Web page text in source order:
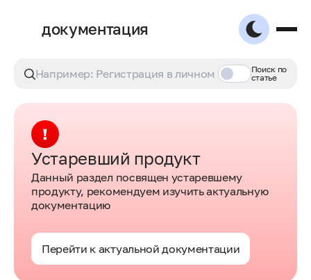
документация
Поиск по
статье
Устаревший продукт
Данный раздел посвящен устаревшему
продукту, рекомендуем изучить актуальную
документацию
Перейти к актуальной документации